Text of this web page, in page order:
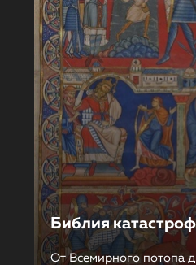
Библия катастроф
От Всемирного потопа